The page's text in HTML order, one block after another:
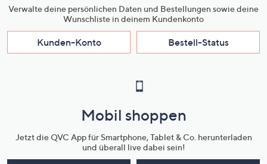
Verwalte deine persönlichen Daten und Bestellungen sowie deine
Wunschliste in deinem Kundenkonto
Kunden-Konto Bestell-Status
Mobil shoppen
Jetzt die QVC App für Smartphone, Tablet & Co. herunterladen
und überall live dabei sein!